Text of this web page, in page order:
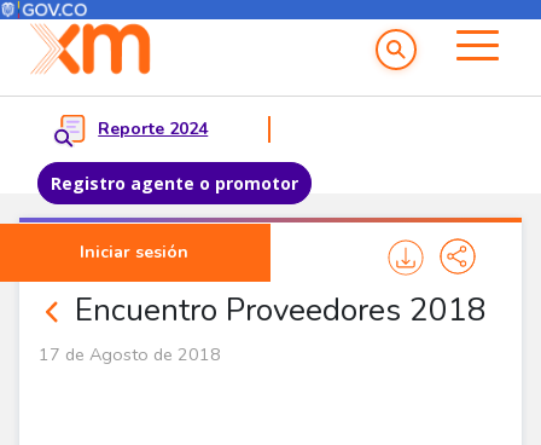
Pasar al contenido principal
Menú del Usuario
Reporte 2024
Registro agente o promotor
Iniciar sesión
Menu principal
Encuentro Proveedores 2018
Noticias Proveedores
17 de Agosto de 2018